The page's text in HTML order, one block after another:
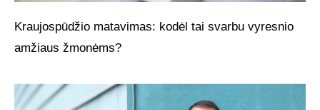
Kraujospūdžio matavimas: kodėl tai svarbu vyresnio
amžiaus žmonėms?